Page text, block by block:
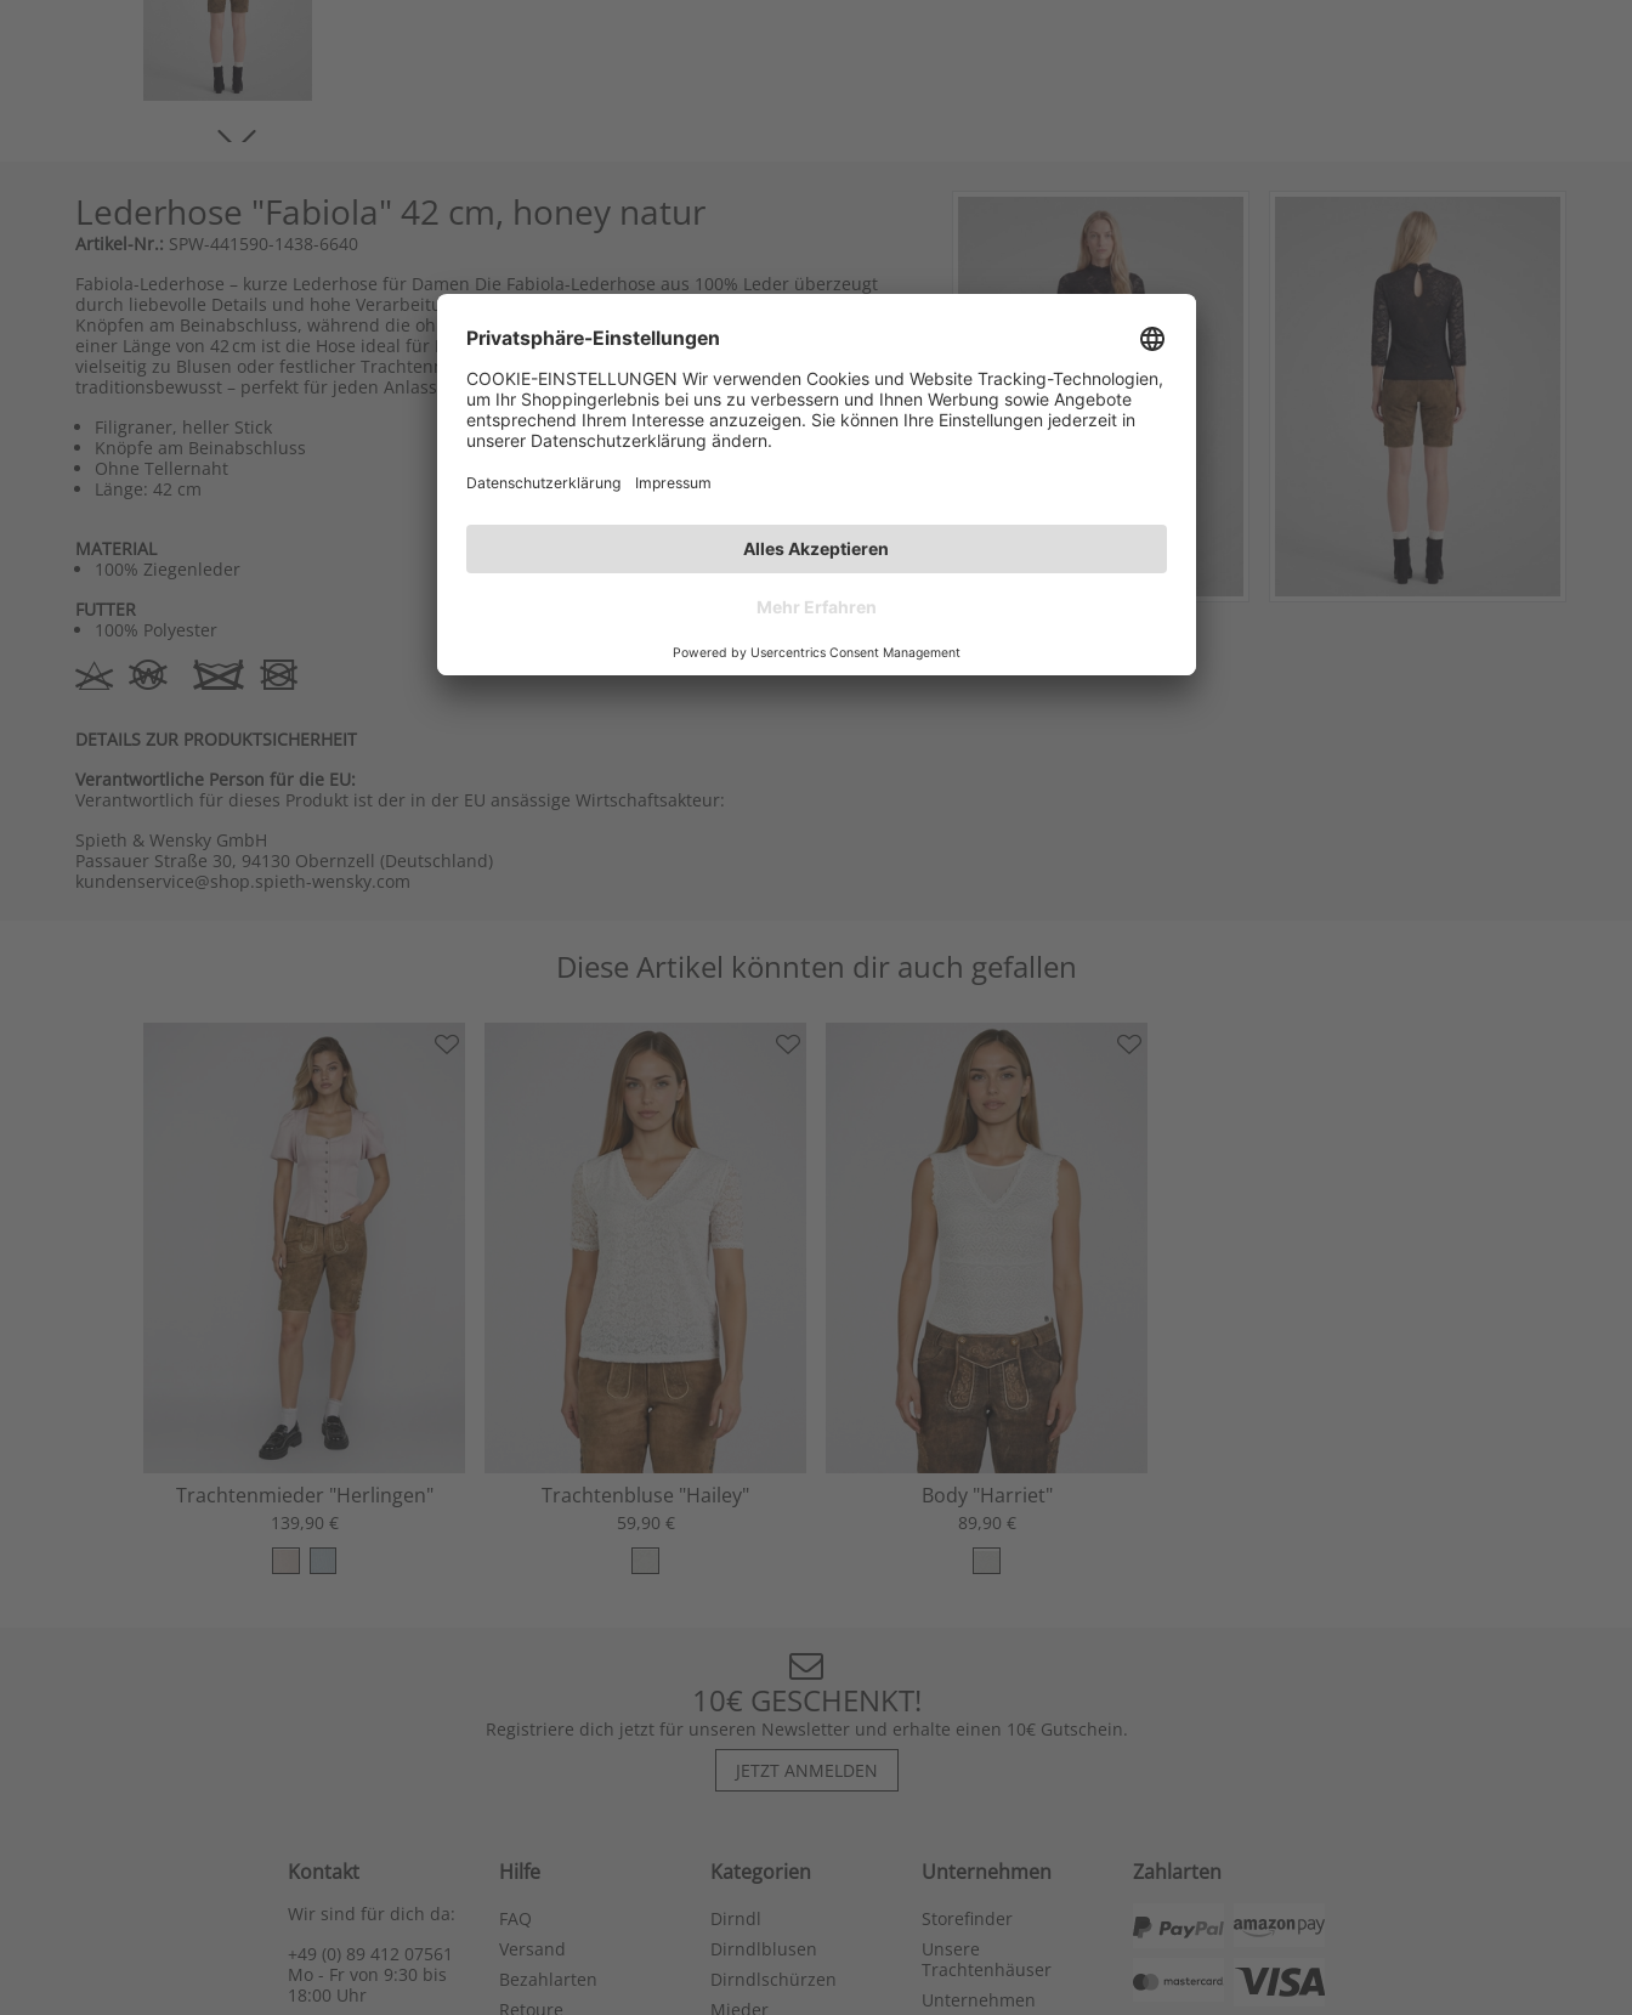
Lederhose "Fabiola" 42 cm, honey natur
Artikel-Nr.: SPW-441590-1438-6640
Fabiola-Lederhose – kurze Lederhose für Damen Die Fabiola-Lederhose aus 100% Leder überzeugt
durch liebevolle Details und hohe Verarbeitungsqualität. Sie besticht mit filigranem, hellem Stick und
Knöpfen am Beinabschluss, während die ohne Tellernaht gestaltete Linie klar und modern wirkt. Mit
einer Länge von 42 cm ist die Hose ideal für Damen, die kurze Trachten-Lederhosen lieben und sie
vielseitig zu Blusen oder festlicher Trachtenmode kombinieren möchten. Komfortabel, stilvoll und
traditionsbewusst – perfekt für jeden Anlass.
Filigraner, heller Stick
Knöpfe am Beinabschluss
Ohne Tellernaht
Länge: 42 cm
MATERIAL
100% Ziegenleder
FUTTER
100% Polyester
DETAILS ZUR PRODUKTSICHERHEIT
Verantwortliche Person für die EU:
Verantwortlich für dieses Produkt ist der in der EU ansässige Wirtschaftsakteur:
Spieth & Wensky GmbH
Passauer Straße 30, 94130 Obernzell (Deutschland)
kundenservice@shop.spieth-wensky.com
Diese Artikel könnten dir auch gefallen
Trachtenmieder "Herlingen"
139,90 €
Trachtenbluse "Hailey"
59,90 €
Body "Harriet"
89,90 €
10€ GESCHENKT!
Registriere dich jetzt für unseren Newsletter und erhalte einen 10€ Gutschein.
JETZT ANMELDEN
Hilfe
FAQ
Versand
Bezahlarten
Retoure
Kontakt
Wir sind für dich da:
+49 (0) 89 412 07561
Mo - Fr von 9:30 bis
18:00 Uhr
Kategorien
Dirndl
Dirndlblusen
Dirndlschürzen
Mieder
Unternehmen
Storefinder
Unsere
Trachtenhäuser
Unternehmen
Zahlarten